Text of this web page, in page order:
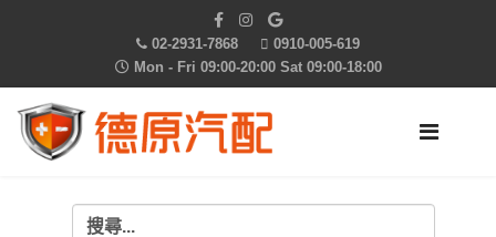
02-2931-7868
0910-005-619
Mon - Fri 09:00-20:00 Sat 09:00-18:00